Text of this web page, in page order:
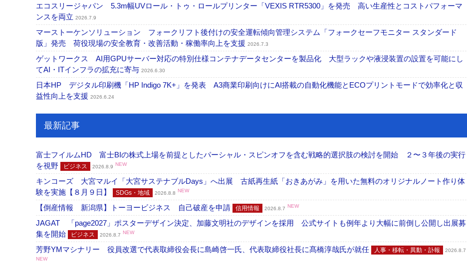
エコスリージャパン 5.3m幅UVロール・トゥ・ロールプリンター「VEXIS RTR5300」を発売 高い生産性とコストパフォーマ
ンスを両立 2026.7.9
マーストーケンソリューション フォークリフト後付けの安全運転傾向管理システム「フォークセーフモニター スタンダード
版」発売 荷役現場の安全教育・改善活動・稼働率向上を支援 2026.7.3
ゲットワークス AI用GPUサーバー対応の特別仕様コンテナデータセンターを製品化 大型ラックや液浸装置の設置を可能にし
てAI・ITインフラの拡充に寄与 2026.6.30
日本HP デジタル印刷機「HP Indigo 7K+」を発表 A3商業印刷向けにAI搭載の自動化機能とECOプリントモードで効率化と収
益性向上を支援 2026.6.24
最新記事
富士フイルムHD 富士BIの株式上場を前提としたパーシャル・スピンオフを含む戦略的選択肢の検討を開始 ２〜３年後の実行
を視野
ビジネス 2026.8.9 NEW
キンコーズ 大宮マルイ「大宮サステナブルDays」へ出展 古紙再生紙「おきあがみ」を用いた無料のオリジナルノート作り体
験を実施【８月９日】
SDGs・地域 2026.8.8 NEW
【倒産情報 新潟県】トーヨービジネス 自己破産を申請 信用情報 2026.8.7 NEW
JAGAT 「page2027」ポスターデザイン決定、加藤文明社のデザインを採用 公式サイトも例年より大幅に前倒し公開し出展募
集を開始
ビジネス 2026.8.7 NEW
芳野YMマシナリー 役員改選で代表取締役会長に島崎啓一氏、代表取締役社長に髙橋淳哉氏が就任 人事・移転・異動・訃報
2026.8.7
NEW